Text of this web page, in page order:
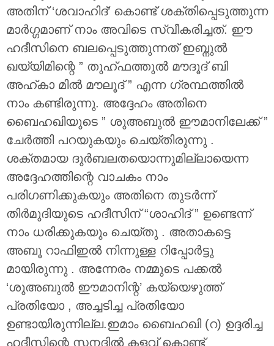
അതിന് ‘ശവാഹിദ്’ കൊണ്ട് ശക്തിപ്പെടുത്തുന്ന
മാർഗ്ഗമാണ് നാം അവിടെ സ്വീകരിച്ചത്. ഈ
ഹദീസിനെ ബലപ്പെടുത്തുന്നത് ഇബ്നുൽ
ഖയ്യിമിന്റെ ” തുഹ്ഫത്തുൽ മൗദൂദ് ബി
അഹ്കാ മിൽ മൗലൂദ് ” എന്ന ഗ്രന്ഥത്തിൽ
നാം കണ്ടിരുന്നു. അദ്ദേഹം അതിനെ
ബൈഹഖിയുടെ ” ശുഅബുൽ ഈമാനിലേക്ക് ”
ചേർത്തി പറയുകയും ചെയ്തിരുന്നു .
ശക്തമായ ദുർബലതയൊന്നുമില്ലായെന്ന
അദ്ദേഹത്തിന്റെ വാചകം നാം
പരിഗണിക്കുകയും അതിനെ തുടർന്ന്
തിർമുദിയുടെ ഹദീസിന് “ശാഹിദ് ” ഉണ്ടെന്ന്
നാം ധരിക്കുകയും ചെയ്തു . അതാകട്ടെ
അബൂ റാഫിഇൽ നിന്നുള്ള റിപ്പോർട്ടു
മായിരുന്നു . അന്നേരം നമ്മുടെ പക്കൽ
‘ശുഅബുൽ ഈമാനിന്റ’ കയ്യെഴുത്ത്
പ്രതിയോ , അച്ചടിച്ച പ്രതിയോ
ഉണ്ടായിരുന്നില്ല.ഇമാം ബൈഹഖി (റ) ഉദ്ദരിച്ച
ഹദീസിന്റെ സനദിൽ കളവ് കൊണ്ട്